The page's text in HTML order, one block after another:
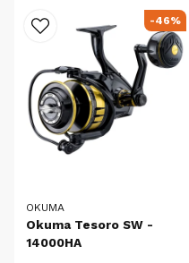
OKUMA
Okuma Tesoro SW -
14000HA
-46%